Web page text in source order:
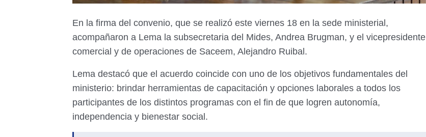
En la firma del convenio, que se realizó este viernes 18 en la sede ministerial,
acompañaron a Lema la subsecretaria del Mides, Andrea Brugman, y el vicepresidente
comercial y de operaciones de Saceem, Alejandro Ruibal.
Lema destacó que el acuerdo coincide con uno de los objetivos fundamentales del
ministerio: brindar herramientas de capacitación y opciones laborales a todos los
participantes de los distintos programas con el fin de que logren autonomía,
independencia y bienestar social.